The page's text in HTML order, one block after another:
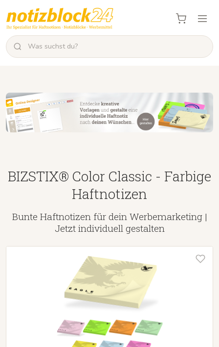
BIZSTIX® Color Classic - Farbige
Haftnotizen
Bunte Haftnotizen für dein Werbemarketing |
Jetzt individuell gestalten